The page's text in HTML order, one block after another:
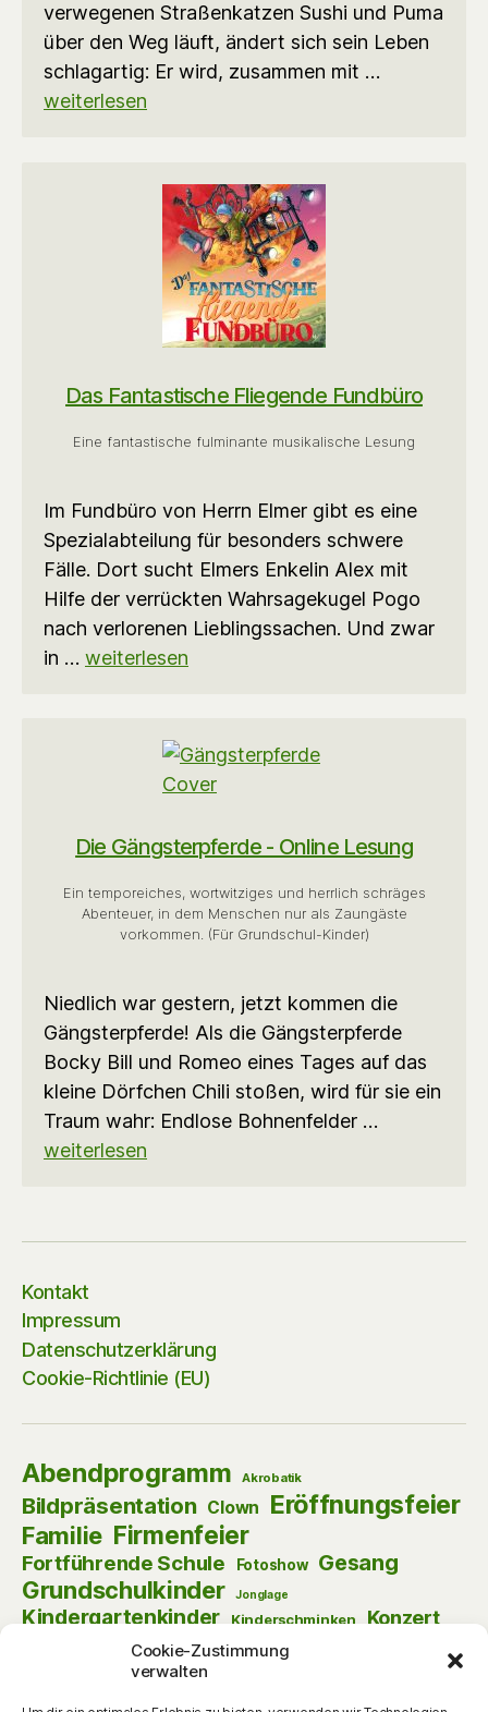
Cookie-Zustimmung
verwalten
verwegenen Straßenkatzen Sushi und Puma
über den Weg läuft, ändert sich sein Leben
schlagartig: Er wird, zusammen mit …
weiterlesen
Das Fantastische Fliegende Fundbüro
Eine fantastische fulminante musikalische Lesung
Im Fundbüro von Herrn Elmer gibt es eine
Spezialabteilung für besonders schwere
Fälle. Dort sucht Elmers Enkelin Alex mit
Hilfe der verrückten Wahrsagekugel Pogo
nach verlorenen Lieblingssachen. Und zwar
in … weiterlesen
Die Gängsterpferde - Online Lesung
Ein temporeiches, wortwitziges und herrlich schräges
Abenteuer, in dem Menschen nur als Zaungäste
vorkommen. (Für Grundschul-Kinder)
Niedlich war gestern, jetzt kommen die
Gängsterpferde! Als die Gängsterpferde
Bocky Bill und Romeo eines Tages auf das
kleine Dörfchen Chili stoßen, wird für sie ein
Traum wahr: Endlose Bohnenfelder …
weiterlesen
Kontakt
Impressum
Datenschutzerklärung
Cookie-Richtlinie (EU)
Abendprogramm Akrobatik
Bildpräsentation Clown Eröffnungsfeier
Familie Firmenfeier
Fortführende Schule Fotoshow Gesang
Grundschulkinder Jonglage
Kindergartenkinder Kinderschminken Konzert
Krimi-Dinner Kulturnacht
Lust am Lesen Matinee
Online
Pantomime Puppentheater Schauspiel